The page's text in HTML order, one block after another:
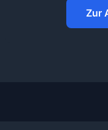
Zur